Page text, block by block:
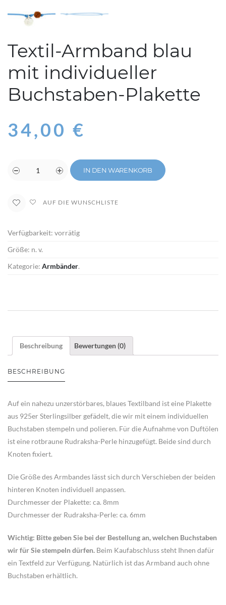
Textil-Armband blau
mit individueller
Buchstaben-Plakette
34,00 €
IN DEN WARENKORB
AUF DIE WUNSCHLISTE
Verfügbarkeit: vorrätig
Größe: n. v.
Kategorie: Armbänder.
Beschreibung Bewertungen (0)
BESCHREIBUNG
Auf ein nahezu unzerstörbares, blaues Textilband ist eine Plakette
aus 925er Sterlingsilber gefädelt, die wir mit einem individuellen
Buchstaben stempeln und polieren. Für die Aufnahme von Duftölen
ist eine rotbraune Rudraksha-Perle hinzugefügt. Beide sind durch
Knoten fixiert.
Die Größe des Armbandes lässt sich durch Verschieben der beiden
hinteren Knoten individuell anpassen.
Durchmesser der Plakette: ca. 8mm
Durchmesser der Rudraksha-Perle: ca. 6mm
Wichtig: Bitte geben Sie bei der Bestellung an, welchen Buchstaben
wir für Sie stempeln dürfen. Beim Kaufabschluss steht Ihnen dafür
ein Textfeld zur Verfügung. Natürlich ist das Armband auch ohne
Buchstaben erhältlich.